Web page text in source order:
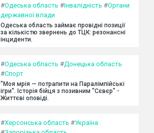
#Одеська область #Інвалідність #Органи
державної влади
Одеська область займає провідні позиції
за кількістю звернень до ТЦК: резонансні
інциденти.
#Одеська область #Донецька область
#Спорт
"Моя мрія — потрапити на Паралімпійські
ігри". Історія бійця з позивним "Сєвєр" -
Життєві оповіді.
#Херсонська область #Україна